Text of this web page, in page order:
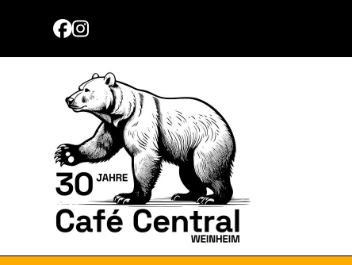
content
Facebook
Instagram